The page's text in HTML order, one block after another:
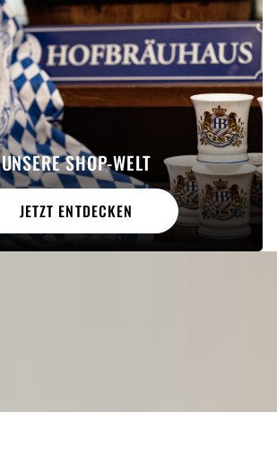
UNSERE SHOP-WELT
JETZT ENTDECKEN